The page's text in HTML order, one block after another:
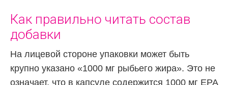
Как правильно читать состав
добавки
На лицевой стороне упаковки может быть
крупно указано «1000 мг рыбьего жира». Это не
означает, что в капсуле содержится 1000 мг EPA